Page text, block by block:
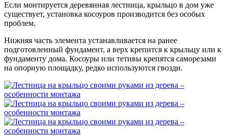
Если монтируется деревянная лестница, крыльцо в дом уже
существует, установка косоуров производится без особых
проблем.
Нижняя часть элемента устанавливается на ранее
подготовленный фундамент, а верх крепится к крыльцу или к
фундаменту дома. Косоуры или тетивы крепятся саморезами
на опорную площадку, редко используются гвозди.